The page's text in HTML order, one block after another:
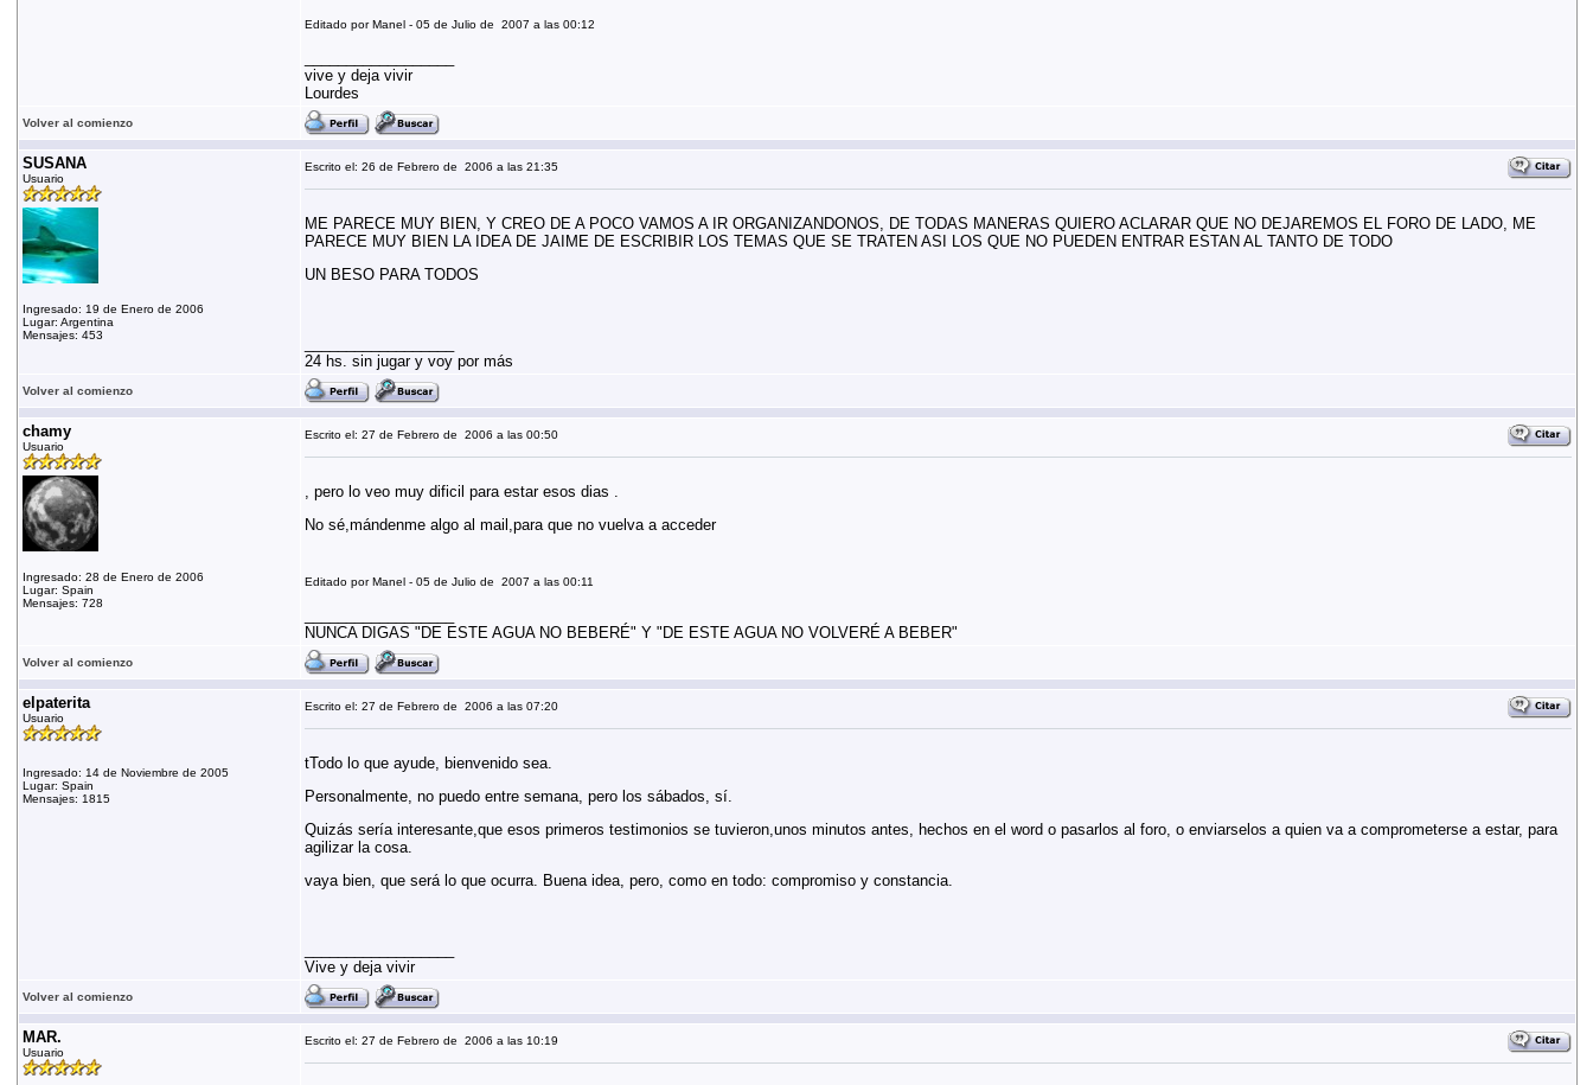
Editado por Manel - 05 de Julio de 2007 a las 00:12
vive y deja vivir
Lourdes
Volver al comienzo
SUSANA
Usuario
Ingresado: 19 de Enero de 2006
Lugar: Argentina
Mensajes: 453
Escrito el: 26 de Febrero de 2006 a las 21:35
ME PARECE MUY BIEN, Y CREO DE A POCO VAMOS A IR ORGANIZANDONOS, DE TODAS MANERAS QUIERO ACLARAR QUE NO DEJAREMOS EL FORO DE LADO, ME
PARECE MUY BIEN LA IDEA DE JAIME DE ESCRIBIR LOS TEMAS QUE SE TRATEN ASI LOS QUE NO PUEDEN ENTRAR ESTAN AL TANTO DE TODO
UN BESO PARA TODOS
24 hs. sin jugar y voy por más
Volver al comienzo
chamy
Usuario
Ingresado: 28 de Enero de 2006
Lugar: Spain
Mensajes: 728
Escrito el: 27 de Febrero de 2006 a las 00:50
, pero lo veo muy dificil para estar esos dias .
No sé,mándenme algo al mail,para que no vuelva a acceder
Editado por Manel - 05 de Julio de 2007 a las 00:11
NUNCA DIGAS "DE ESTE AGUA NO BEBERÉ" Y "DE ESTE AGUA NO VOLVERÉ A BEBER"
Volver al comienzo
elpaterita
Usuario
Ingresado: 14 de Noviembre de 2005
Lugar: Spain
Mensajes: 1815
Escrito el: 27 de Febrero de 2006 a las 07:20
tTodo lo que ayude, bienvenido sea.
Personalmente, no puedo entre semana, pero los sábados, sí.
Quizás sería interesante,que esos primeros testimonios se tuvieron,unos minutos antes, hechos en el word o pasarlos al foro, o enviarselos a quien va a comprometerse a estar, para
agilizar la cosa.
vaya bien, que será lo que ocurra. Buena idea, pero, como en todo: compromiso y constancia.
Vive y deja vivir
Volver al comienzo
MAR.
Usuario
Escrito el: 27 de Febrero de 2006 a las 10:19